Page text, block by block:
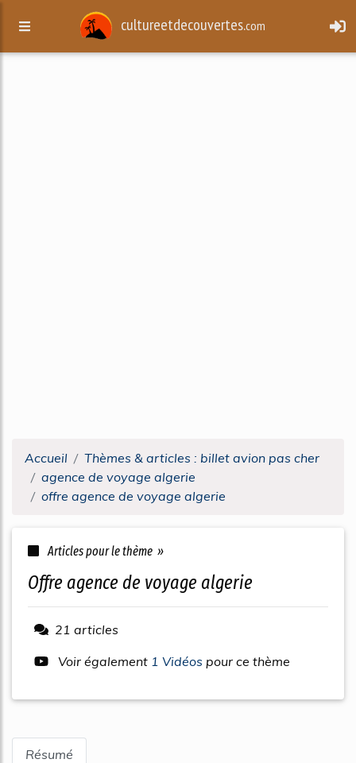
cultureetdecouvertes.com
Accueil
Thèmes & articles : billet avion pas cher
agence de voyage algerie
offre agence de voyage algerie
Articles pour le thème »
offre agence de voyage algerie
21 articles
Voir également 1 Vidéos pour ce thème
Résumé